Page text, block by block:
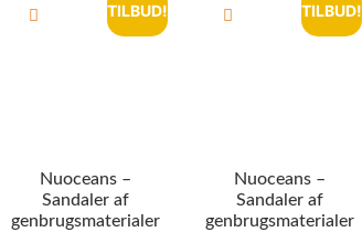
TILBUD!
Nuoceans –
Sandaler af
genbrugsmaterialer
TILBUD!
Nuoceans –
Sandaler af
genbrugsmaterialer